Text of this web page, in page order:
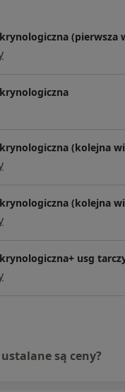
(pierwsza
(kolejna
(kolejna
usg
są ceny?